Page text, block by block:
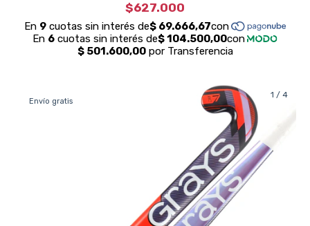
$627.000
1 / 4
Envío gratis